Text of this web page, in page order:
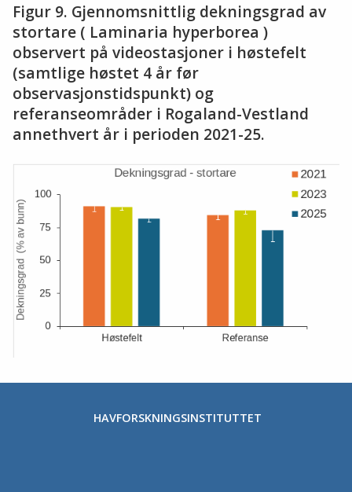
Figur 9. Gjennomsnittlig dekningsgrad av
stortare ( Laminaria hyperborea )
observert på videostasjoner i høstefelt
(samtlige høstet 4 år før
observasjonstidspunkt) og
referanseområder i Rogaland-Vestland
annethvert år i perioden 2021-25.
HAVFORSKNINGSINSTITUTTET